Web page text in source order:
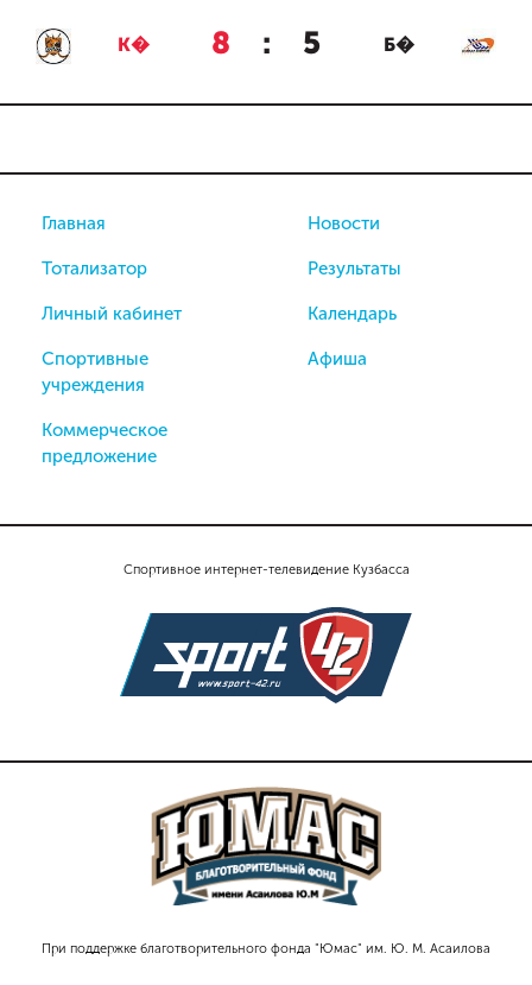
К� 8 : 5 Б�
Спортивное интернет-телевидение Кузбасса
При поддержке благотворительного фонда "Юмас" им. Ю. М. Асаилова
Главная
Тотализатор
Личный кабинет
Спортивные
учреждения
Коммерческое
предложение
Новости
Результаты
Календарь
Афиша